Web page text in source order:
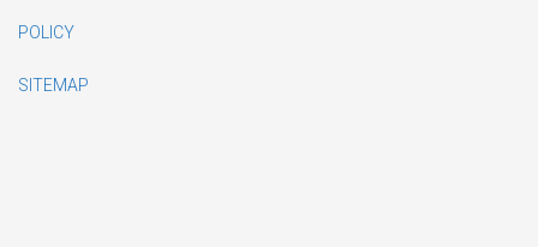
POLICY
SITEMAP